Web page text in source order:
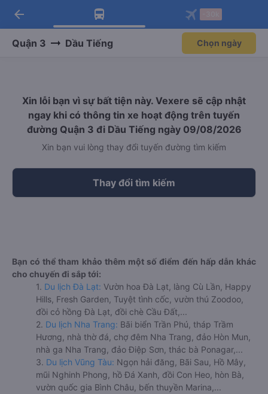
Tải app Vexere ngay!
Nhận ưu đãi thành viên độc
Mở app
Tải app Vexere
-30k/ghế khi đặt vé máy bay qua
Mở app
arrow_back
Quận 3 Dầu Tiếng Chọn ngày
Xin lỗi bạn vì sự bất tiện này. Vexere sẽ cập nhật
ngay khi có thông tin xe hoạt động trên tuyến
đường Quận 3 đi Dầu Tiếng ngày 09/08/2026
Xin bạn vui lòng thay đổi tuyến đường tìm kiếm
Thay đổi tìm kiếm
Bạn có thể tham khảo thêm một số điểm đến hấp dẫn khác
cho chuyến đi sắp tới:
1. Du lịch Đà Lạt: Vườn hoa Đà Lạt, làng Cù Lần, Happy
Hills, Fresh Garden, Tuyệt tình cốc, vườn thú Zoodoo,
đồi cỏ hồng Đà Lạt, đồi chè Cầu Đất,...
2. Du lịch Nha Trang: Bãi biển Trần Phú, tháp Trầm
Hương, nhà thờ đá, chợ đêm Nha Trang, đảo Hòn Mun,
nhà ga Nha Trang, đảo Điệp Sơn, thác bà Ponagar,...
3. Du lịch Vũng Tàu: Ngọn hải đăng, Bãi Sau, Hồ Mây,
mũi Nghinh Phong, hồ Đá Xanh, đồi Con Heo, hòn Bà,
vườn quốc gia Bình Châu, bến thuyền Marina,...